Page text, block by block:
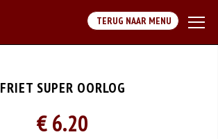
TERUG NAAR MENU
FRIET SUPER OORLOG
€ 6.20